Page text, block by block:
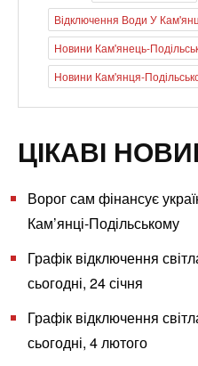
Відключення Води У
Новини Кам'янець-
Новини Кам'янця-
ЦІКАВІ
Ворог сам фінансує
Кам’янці-Подільському
Графік відключення
сьогодні, 24 січня
Графік відключення
сьогодні, 4 лютого